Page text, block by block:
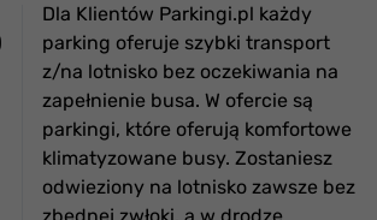
Dla Klientów Parkingi.pl każdy
parking oferuje szybki transport
z/na lotnisko bez oczekiwania na
zapełnienie busa. W ofercie są
parkingi, które oferują komfortowe
klimatyzowane busy. Zostaniesz
odwieziony na lotnisko zawsze bez